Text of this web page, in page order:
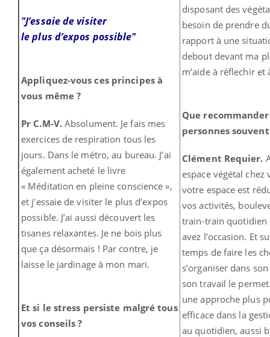
"J’essaie de visiter
le plus d’expos possible"
Appliquez-vous ces principes à
vous même ?
Pr C.M-V. Absolument. Je fais mes
exercices de respiration tous les
jours. Dans le métro, au bureau. J’ai
également acheté le livre
« Méditation en pleine conscience »,
et j’essaie de visiter le plus d’expos
possible. J’ai aussi découvert les
tisanes relaxantes. Je ne bois plus
que ça désormais ! Par contre, je
laisse le jardinage à mon mari.
Et si le stress persiste malgré tous
vos conseils ?
disposant des
besoin de prendre
rapport à une
debout devant ma
m’aide à réflechir et
Que
personnes
Clément Requier.
espace végétal chez
votre espace est
vos activités,
train-train quotidien
avez l’occasion. Et
temps de faire les
s’organiser dans
son travail le
une approche plus
efficace dans la
au quotidien, aussi